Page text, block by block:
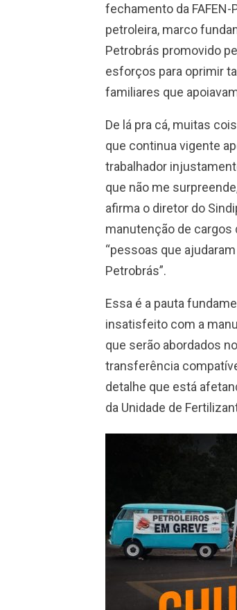
fechamento da
petroleira, marco
Petrobrás promovido
esforços para oprimir
familiares que
De lá pra cá, muitas
que continua vigente
trabalhador
que não me
afirma o diretor do
manutenção de cargos
“pessoas que
Petrobrás”.
Essa é a pauta
insatisfeito com a
que serão abordados
transferência
detalhe que está
da Unidade de